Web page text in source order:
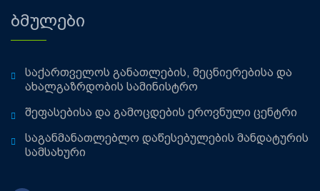
ბმულები
საქართველოს განათლების, მეცნიერებისა და
ახალგაზრდობის სამინისტრო
შეფასებისა და გამოცდების ეროვნული ცენტრი
საგანმანათლებლო დაწესებულების მანდატურის
სამსახური